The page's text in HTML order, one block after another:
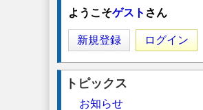
ようこそゲスト さん
新規登録 ログイン
トピックス
お知らせ